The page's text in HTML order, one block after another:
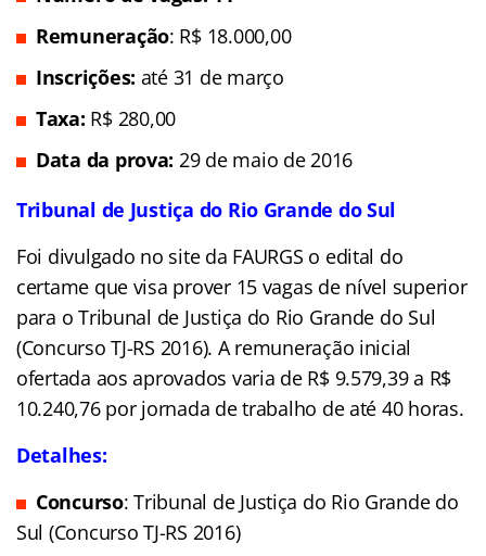
Remuneração: R$ 18.000,00
Inscrições: até 31 de março
Taxa: R$ 280,00
Data da prova: 29 de maio de 2016
Tribunal de Justiça do Rio Grande do Sul
Foi divulgado no site da FAURGS o edital do
certame que visa prover 15 vagas de nível superior
para o Tribunal de Justiça do Rio Grande do Sul
(Concurso TJ-RS 2016). A remuneração inicial
ofertada aos aprovados varia de R$ 9.579,39 a R$
10.240,76 por jornada de trabalho de até 40 horas.
Detalhes:
Concurso: Tribunal de Justiça do Rio Grande do
Sul (Concurso TJ-RS 2016)